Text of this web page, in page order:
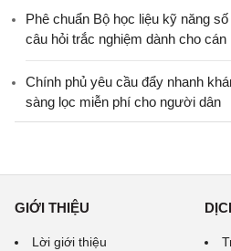
Phê chuẩn Bộ học liệu kỹ năng
câu hỏi trắc nghiệm dành cho
Chính phủ yêu cầu đẩy nhanh
sàng lọc miễn phí cho người dân
GIỚI THIỆU
Lời giới thiệu